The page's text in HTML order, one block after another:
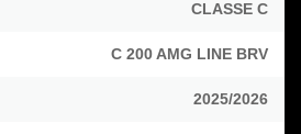
CLASSE C
C 200 AMG LINE BRV
2025/2026